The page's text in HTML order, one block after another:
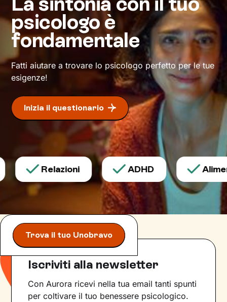
psicologo è
fondamentale
Fatti aiutare a trovare lo psicologo perfetto per le tue
esigenze!
Inizia il questionario
Relazioni ADHD
Trova il tuo Unobravo
Iscriviti alla newsletter
Con Aurora ricevi nella tua email tanti spunti
per coltivare il tuo benessere psicologico.